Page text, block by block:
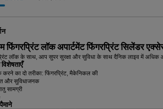
फिंगरप्रिंट लॉक अपार्टमेंट फिंगरप्रिंट सिलेंडर
लॉक के साथ, आप सुपर सुरक्षा और सुविधा के साथ दैनिक लाइव में
का दो तरीका: फिंगरप्रिंट, मैकेनिकल की
और सुविधाजनक
सामग्री